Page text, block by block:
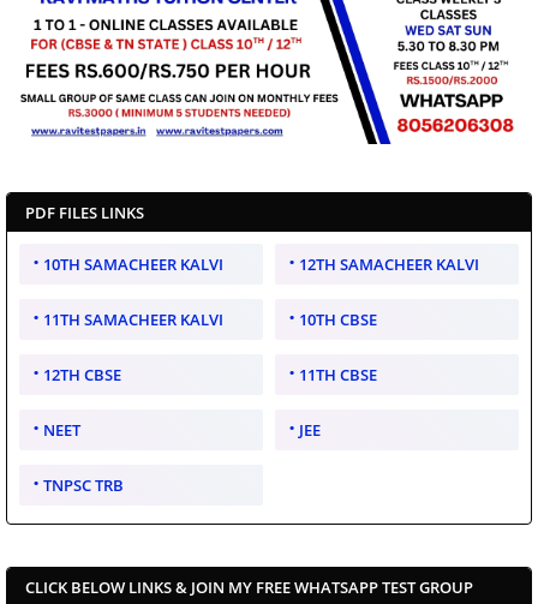
PDF FILES LINKS
10TH SAMACHEER KALVI 12TH SAMACHEER KALVI
11TH SAMACHEER KALVI 10TH CBSE
12TH CBSE 11TH CBSE
NEET JEE
TNPSC TRB
CLICK BELOW LINKS & JOIN MY FREE WHATSAPP TEST GROUP